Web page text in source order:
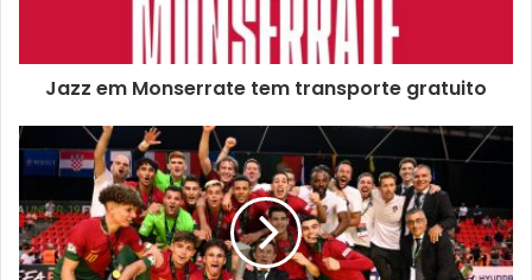
falarem provavelmente mais um pouco de si, apesar de
ninguém ter pedido.
tentarem suavizar os seus problemas porque depois de
médicos, medicamentos, shamans, medicina chinesa,
acupuntura e dinheiro (demasiado), rir é talvez o melhor
remédio.
Jazz em Monserrate tem transporte gratuito